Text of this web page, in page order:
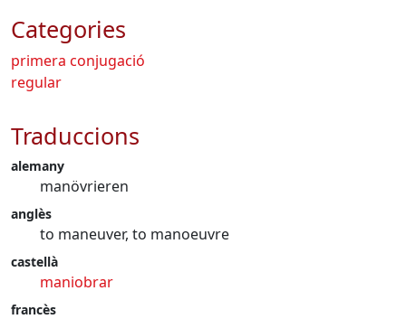
Categories
primera conjugació
regular
Traduccions
alemany
manövrieren
anglès
to maneuver, to manoeuvre
castellà
maniobrar
francès